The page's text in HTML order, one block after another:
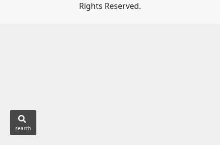
Rights Reserved.
search